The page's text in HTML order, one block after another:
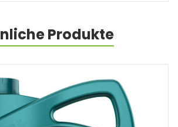
Produkte